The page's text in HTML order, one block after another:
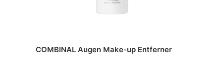
COMBINAL Augen Make-up Entferner